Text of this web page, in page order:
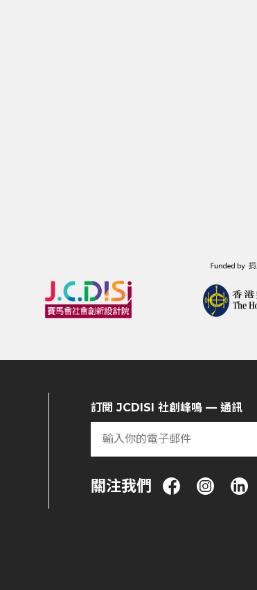
訂閱 JCDISI 社創峰鳴 — 通訊
關注我們